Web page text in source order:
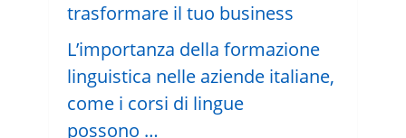
L’importanza della formazione
linguistica nelle aziende italiane,
come i corsi di lingue
possono …